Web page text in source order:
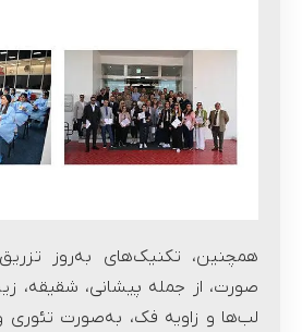
همچنین، تکنیک‌های به‌روز
صورت، از جمله پیشانی، شقیقه،
لب‌ها و زاویه فک، به‌صورت تئوری